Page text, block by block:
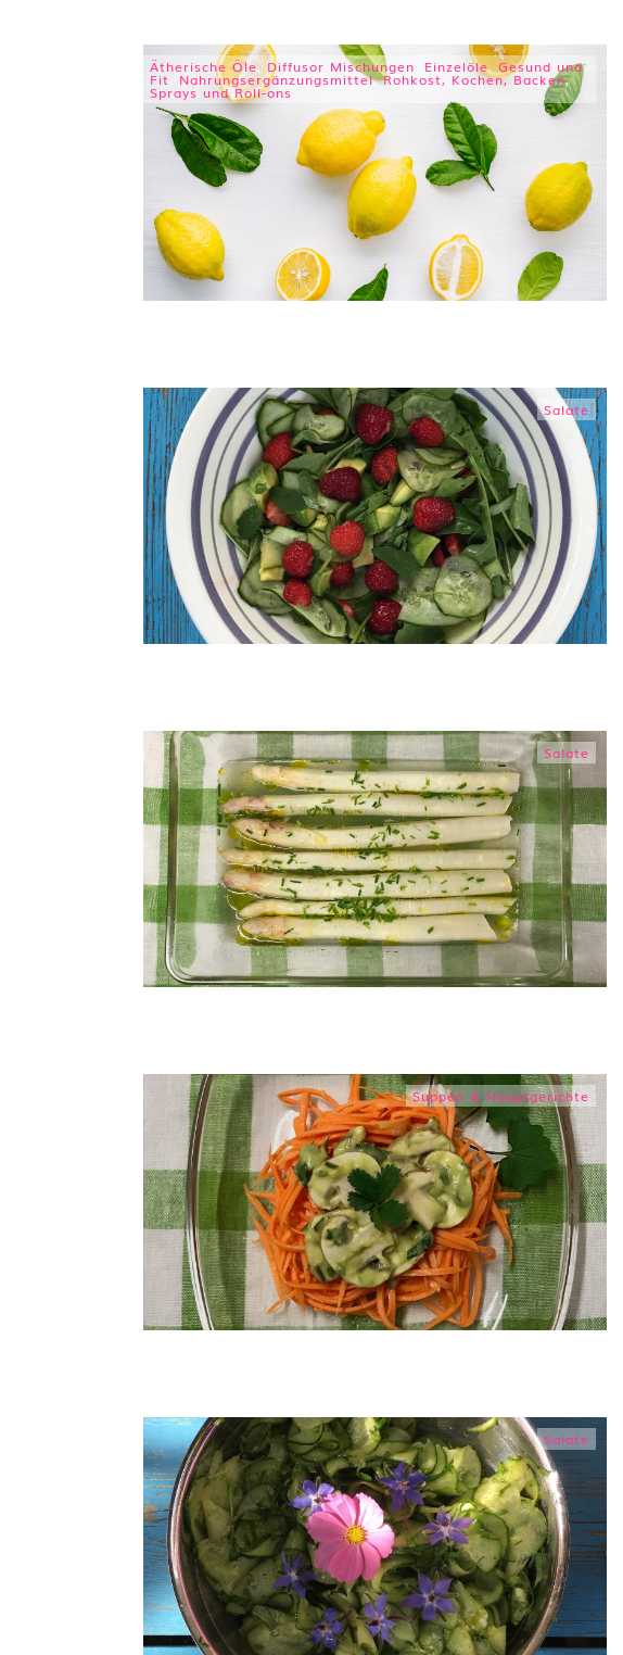
Ätherische Öle,Diffusor Mischungen Einzelöle, Gesund und
Fit Nahrungsergänzungsmittel,Rohkost, Kochen, Backen,
Sprays und Roll-ons
Salate
Salate
Suppen & Hauptgerichte
Salate